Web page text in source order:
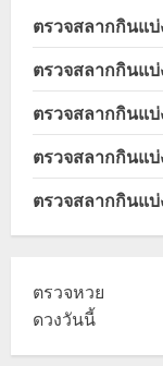
ตรวจสลากกินแบ่
ตรวจสลากกินแบ่
ตรวจสลากกินแบ่
ตรวจสลากกินแบ่
ตรวจสลากกินแบ่
ตรวจหวย
ดวงวันนี้